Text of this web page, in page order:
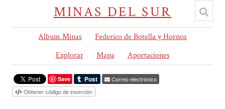
MINAS DEL SUR
Album Minas
Federico de Botella y Hornos
Explorar
Mapa Aportaciones
Save
Correo electrónico
Obtener código de inserción